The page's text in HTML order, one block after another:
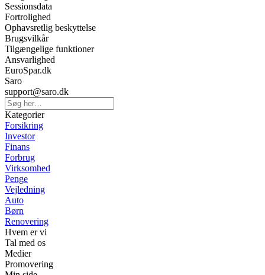
Sessionsdata
Fortrolighed
Ophavsretlig beskyttelse
Brugsvilkår
Tilgængelige funktioner
Ansvarlighed
EuroSpar.dk
Saro
support@saro.dk
Kategorier
Forsikring
Investor
Finans
Forbrug
Virksomhed
Penge
Vejledning
Auto
Børn
Renovering
Hvem er vi
Tal med os
Medier
Promovering